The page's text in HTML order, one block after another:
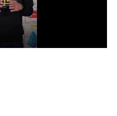
دوري أبطال إفريقيا